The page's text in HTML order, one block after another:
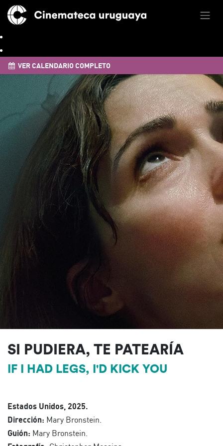
VER CALENDARIO COMPLETO
SI PUDIERA, TE PATEARÍA
IF I HAD LEGS, I'D KICK YOU
Estados Unidos, 2025.
Dirección: Mary Bronstein.
Guión: Mary Bronstein.